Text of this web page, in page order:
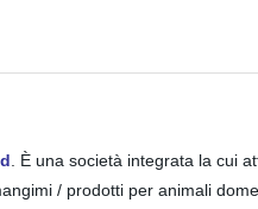
. È una società integrata la cui
/ prodotti per animali